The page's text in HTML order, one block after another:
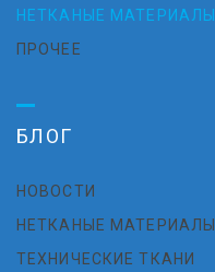
НЕТКАНЫЕ МАТЕРИАЛЫ
ПРОЧЕЕ
БЛОГ
НОВОСТИ
НЕТКАНЫЕ МАТЕРИАЛЫ
ТЕХНИЧЕСКИЕ ТКАНИ